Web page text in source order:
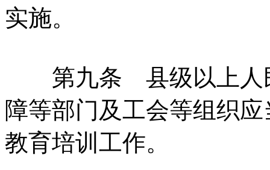
实施。
第九条 县级以上人民
障等部门及工会等组织
教育培训工作。